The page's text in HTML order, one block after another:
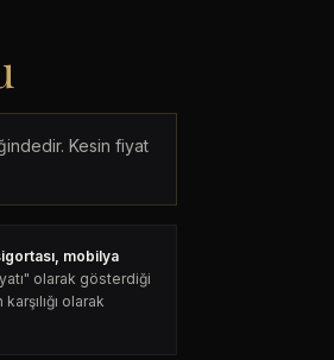
Kesin fiyat
mobilya
olarak gösterdiği
olarak